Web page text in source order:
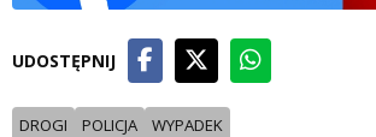
UDOSTĘPNIJ
DROGI POLICJA WYPADEK